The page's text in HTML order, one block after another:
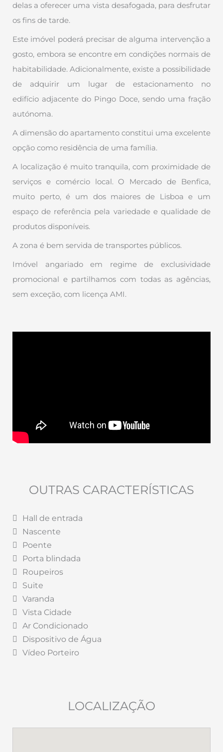
delas a oferecer uma vista desafogada, para desfrutar
os fins de tarde.
Este imóvel poderá precisar de alguma intervenção a
gosto, embora se encontre em condições normais de
habitabilidade. Adicionalmente, existe a possibilidade
de adquirir um lugar de estacionamento no
edifício adjacente do Pingo Doce, sendo uma fração
autónoma.
A dimensão do apartamento constitui uma excelente
opção como residência de uma família.
A localização é muito tranquila, com proximidade de
serviços e comércio local. O Mercado de Benfica,
muito perto, é um dos maiores de Lisboa e um
espaço de referência pela variedade e qualidade de
produtos disponíveis.
A zona é bem servida de transportes públicos.
Imóvel angariado em regime de exclusividade
promocional e partilhamos com todas as agências,
sem exceção, com licença AMI.
OUTRAS CARACTERÍSTICAS
Hall de entrada
Nascente
Poente
Porta blindada
Roupeiros
Suite
Varanda
Vista Cidade
Ar Condicionado
Dispositivo de Água
Vídeo Porteiro
LOCALIZAÇÃO